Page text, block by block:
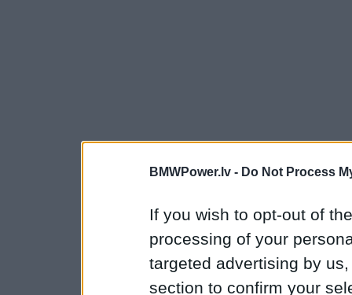
BMWPower.lv - Do Not Process
If you wish to opt-out of
processing of your
targeted advertising by
section to confirm your